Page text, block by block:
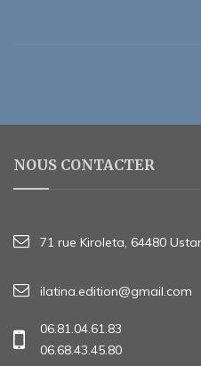
NOUS CONTACTER
71 rue Kiroleta, 64480
ilatina.edition@gmail.com
06.81.04.61.83
06.68.43.45.80